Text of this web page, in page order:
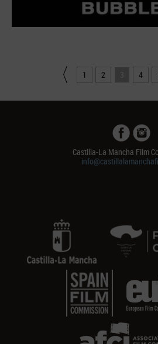
1 2 3 4
Castilla-La Mancha Film